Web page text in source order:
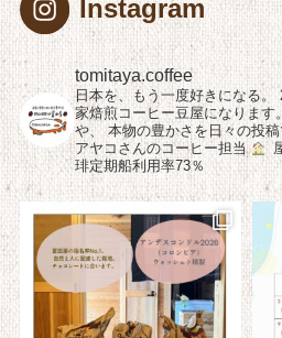
Instagram
tomitaya.coffee
日本を、もう一度好きになる。
家焙煎コーヒー豆屋になります。
や、 本物の豊かさを日々の投稿
アヤコさんのコーヒー担当
琲定期船利用率73％